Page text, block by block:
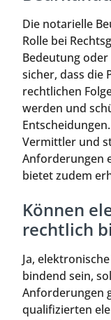
Die notarielle
Rolle bei
Bedeutung
sicher, dass die
rechtlichen
werden und
Vermittler und
Anforderungen
bietet zudem
Können
rechtlich
Ja,
bindend sein,
Anforderungen
qualifizierten